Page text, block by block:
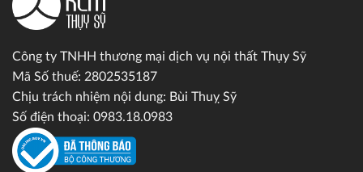
Công ty TNHH thương mại dịch vụ nội thất Thụy Sỹ
Mã Số thuế: 2802535187
Chịu trách nhiệm nội dung: Bùi Thuỵ Sỹ
Số điện thoại: 0983.18.0983